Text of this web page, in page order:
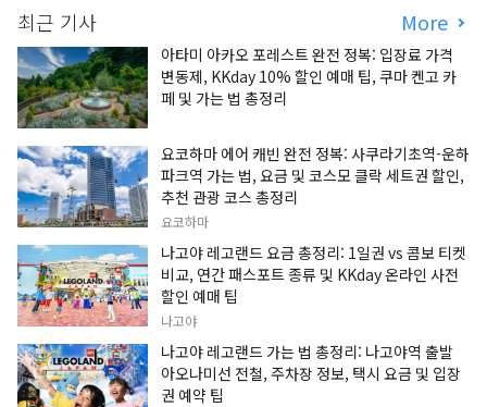
최근 기사 More
아타미 아카오 포레스트 완전 정복: 입장료 가격
변동제, KKday 10% 할인 예매 팁, 쿠마 켄고 카
페 및 가는 법 총정리
요코하마 에어 캐빈 완전 정복: 사쿠라기초역-운하
파크역 가는 법, 요금 및 코스모 클락 세트권 할인,
추천 관광 코스 총정리
요코하마
나고야 레고랜드 요금 총정리: 1일권 vs 콤보 티켓
비교, 연간 패스포트 종류 및 KKday 온라인 사전
할인 예매 팁
나고야
나고야 레고랜드 가는 법 총정리: 나고야역 출발
아오나미선 전철, 주차장 정보, 택시 요금 및 입장
권 예약 팁